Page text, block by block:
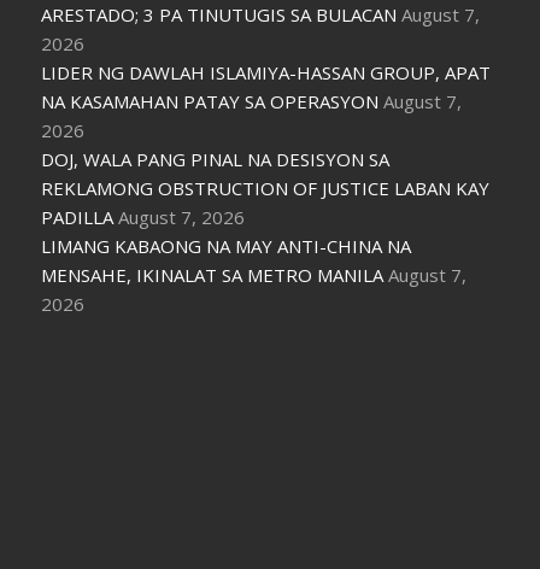
ARESTADO; 3 PA TINUTUGIS SA BULACAN August 7,
2026
LIDER NG DAWLAH ISLAMIYA-HASSAN GROUP, APAT
NA KASAMAHAN PATAY SA OPERASYON August 7,
2026
DOJ, WALA PANG PINAL NA DESISYON SA
REKLAMONG OBSTRUCTION OF JUSTICE LABAN KAY
PADILLA August 7, 2026
LIMANG KABAONG NA MAY ANTI-CHINA NA
MENSAHE, IKINALAT SA METRO MANILA August 7,
2026